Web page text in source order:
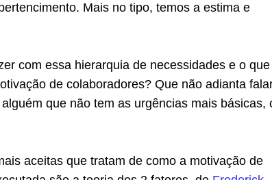
Mais no tipo, temos a estima e
com essa hierarquia de necessidades e o
de colaboradores? Que não adianta
que não tem as urgências mais básicas,
aceitas que tratam de como a motivação de